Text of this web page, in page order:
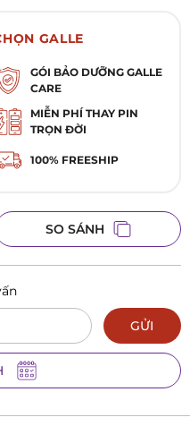
GALLE
GÓI BẢO DƯỠNG GALLE
CARE
MIỄN PHÍ THAY PIN
TRỌN ĐỜI
100% FREESHIP
SO SÁNH
GỬI